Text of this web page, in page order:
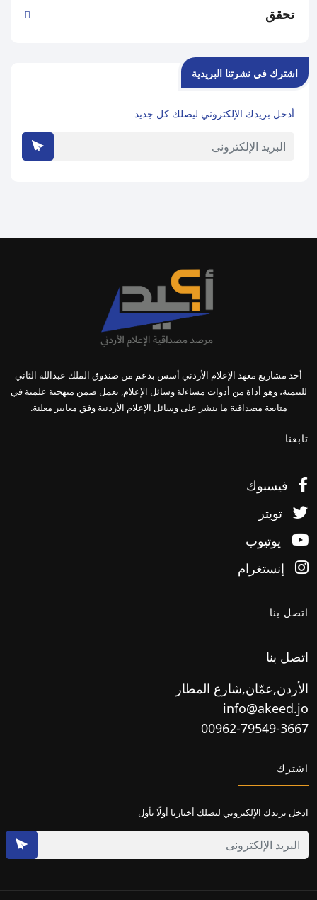
تحقق
اشترك في نشرتنا البريدية
أدخل بريدك الإلكتروني ليصلك كل جديد
أحد مشاريع معهد الإعلام الأردني أسس بدعم من صندوق الملك عبدالله الثاني
للتنمية، وهو أداة من أدوات مساءلة وسائل الإعلام, يعمل ضمن منهجية علمية في
متابعة مصداقية ما ينشر على وسائل الإعلام الأردنية وفق معايير معلنة.
تابعنا
فيسبوك
تويتر
يوتيوب
إنستغرام
اتصل بنا
اتصل بنا
الأردن,عمّان,شارع المطار
info@akeed.jo
00962-79549-3667
اشترك
ادخل بريدك الإلكتروني لتصلك أخبارنا أولًا بأول